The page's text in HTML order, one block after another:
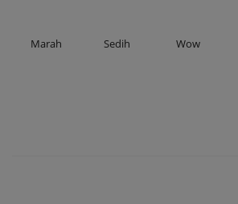
Marah Sedih Wow